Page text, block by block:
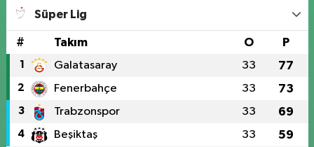
Süper Lig
# Takım O P
1 Galatasaray 33 77
2 Fenerbahçe 33 73
3 Trabzonspor 33 69
4 Beşiktaş 33 59